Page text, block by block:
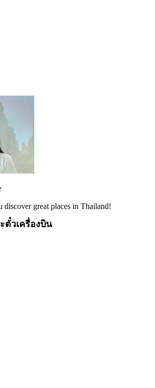
discover great places in Thailand!
ตั๋วเครื่องบิน